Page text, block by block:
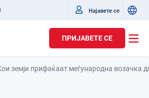
Најавете се
ПРИЈАВЕТЕ СЕ
земји прифаќаат меѓународна возачка